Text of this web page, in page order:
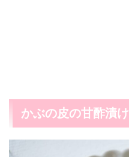
かぶの皮の甘酢漬け